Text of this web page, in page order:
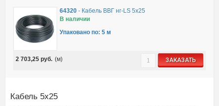
64320- Кабель ВВГ нг-LS 5х25
В наличии
Упаковано по: 5 м
2 703,25 руб. (м) ЗАКАЗАТЬ
Кабель 5х25